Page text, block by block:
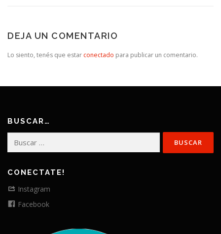
DEJA UN COMENTARIO
Lo siento, tenés que estar conectado para publicar un comentario.
BUSCAR…
CONECTATE!
Instagram
Facebook